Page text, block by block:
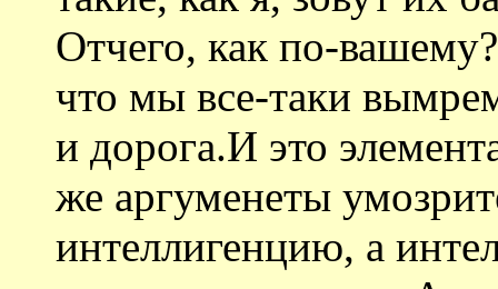
Отчего, как по-
что мы все-таки
и дорога.И это
же аргуменеты
интеллигенцию, а